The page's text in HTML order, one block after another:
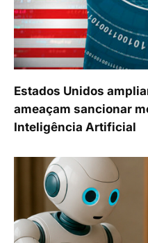
Estados Unidos
ameaçam sancionar
Inteligência Artificial